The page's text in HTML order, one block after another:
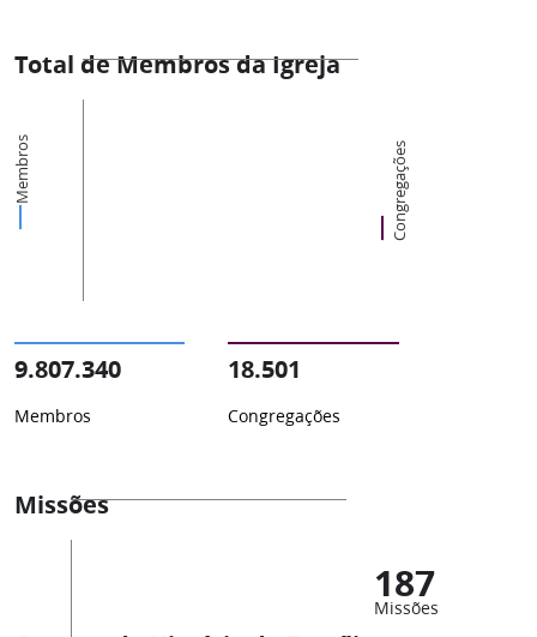
Total de Membros da Igreja
Membros Congregações
9.807.340
Membros
18.501
Congregações
Missões
187
Missões